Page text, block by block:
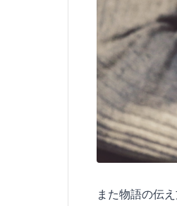
また物語の伝